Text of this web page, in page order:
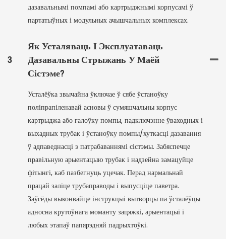
дазавальнымі помпамі або картрыджнымі корпусамі ў
партатыўных і модульных ачышчальных комплексах.
3
Як Усталяваць І Эксплуатаваць
Дазавальны Стрыжань У Маёй
Сістэме?
Усталёўка звычайна ўключае ў сябе ўстаноўку
поліпрапіленавай асновы ў сумяшчальны корпус
картрыджа або галоўку помпы, падключэнне ўваходных і
выхадных трубак і ўстаноўку помпы/хуткасці дазавання
ў адпаведнасці з патрабаваннямі сістэмы. Забяспечце
правільную арыентацыю трубак і надзейна замацуйце
фітынгі, каб пазбегнуць уцечак. Перад нармальнай
працай заліце ​​трубаправоды і выпусціце паветра.
Заўсёды выконвайце інструкцыі вытворцы па ўсталёўцы
адносна крутоўнага моманту зацяжкі, арыентацыі і
любых этапаў папярэдняй падрыхтоўкі.